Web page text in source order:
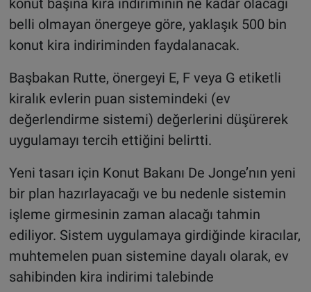
belli olmayan önergeye göre, yaklaşık 500 bin
konut kira indiriminden faydalanacak.
Başbakan Rutte, önergeyi E, F veya G etiketli
kiralık evlerin puan sistemindeki (ev
değerlendirme sistemi) değerlerini düşürerek
uygulamayı tercih ettiğini belirtti.
Yeni tasarı için Konut Bakanı De Jonge’nın yeni
bir plan hazırlayacağı ve bu nedenle sistemin
işleme girmesinin zaman alacağı tahmin
ediliyor. Sistem uygulamaya girdiğinde kiracılar,
muhtemelen puan sistemine dayalı olarak, ev
sahibinden kira indirimi talebinde